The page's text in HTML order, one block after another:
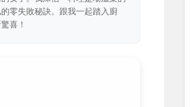
零失敗秘訣。跟我一起踏入廚
喜！